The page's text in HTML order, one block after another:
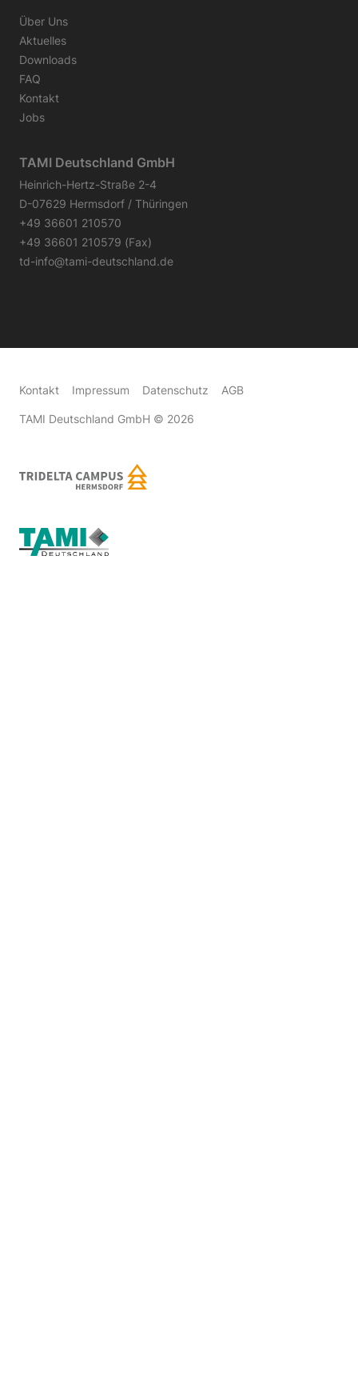
Über Uns
Aktuelles
Downloads
FAQ
Kontakt
Jobs
TAMI Deutschland GmbH
Heinrich-Hertz-Straße 2-4
D-07629 Hermsdorf / Thüringen
+49 36601 210570
+49 36601 210579 (Fax)
td-info@tami-deutschland.de
Kontakt Impressum Datenschutz AGB
TAMI Deutschland GmbH © 2026